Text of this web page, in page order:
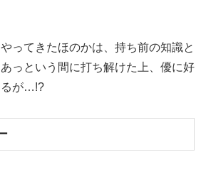
ってきたほのかは、持ち前の知識と
っという間に打ち解けた上、優に好
るが…!?